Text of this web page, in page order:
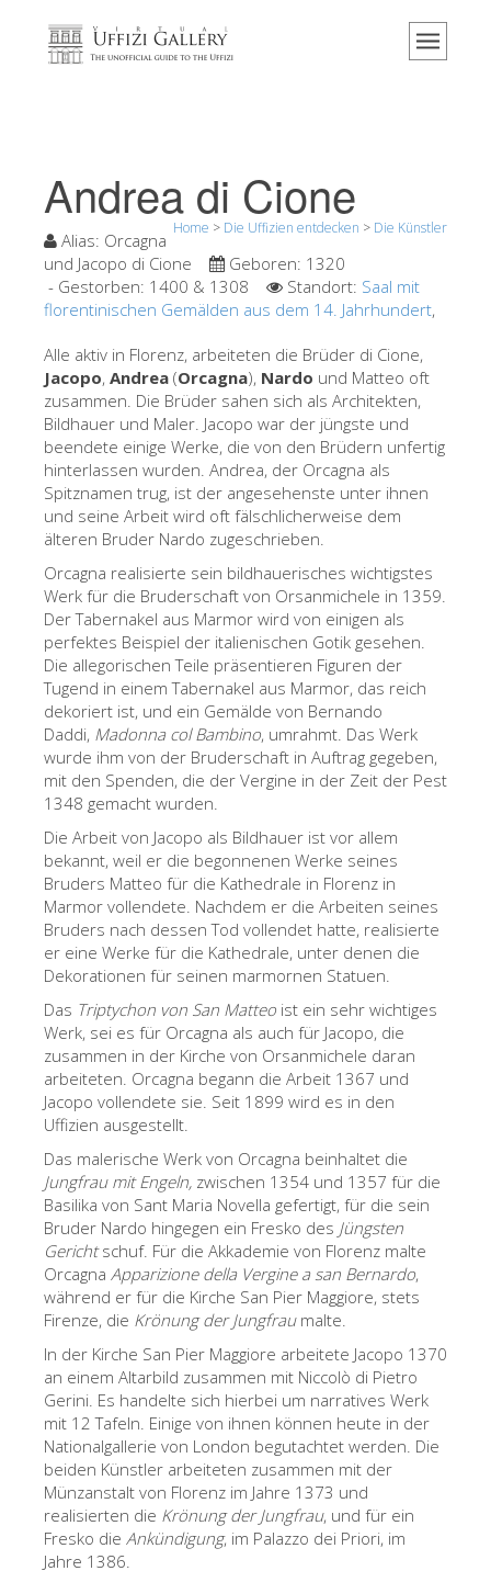
Home
Veranstaltungen & Ausstellungen
Besucher Bewertungen
Kontakt
Die Uffizien entdecken
Jetzt buchen
Virtuelle Tour
Die Kunstwerke
Die Säle
Die Künstler
Neuen Säle
Andere Museen
Bargello Museum
Galleria Accademia
Palatina Galerie
Medici Kapelle
San Marco Museum
Archäologisches Museum
Opificio delle Pietre Dure
Museo Galileo
Boboli Gardens
The Arnolfo\'s tower
Vasari Corridor
Palazzo Vecchio
Santa Maria Novella
Jetzt buchen
Eine Geführte Tour buchen
Only Tickets Fast Track Entrance
DE
中文
DEUTSCH
FRANÇAIS
ESPAÑOL
Andrea di Cione
Home > Die Uffizien entdecken > Die Künstler
Alias: Orcagna
und Jacopo di Cione
Geboren: 1320
- Gestorben: 1400 & 1308 Standort: Saal mit
florentinischen Gemälden aus dem 14. Jahrhundert,
Alle aktiv in Florenz, arbeiteten die Brüder di Cione,
Jacopo, Andrea (Orcagna), Nardo und Matteo oft
zusammen. Die Brüder sahen sich als Architekten,
Bildhauer und Maler. Jacopo war der jüngste und
beendete einige Werke, die von den Brüdern unfertig
hinterlassen wurden. Andrea, der Orcagna als
Spitznamen trug, ist der angesehenste unter ihnen
und seine Arbeit wird oft fälschlicherweise dem
älteren Bruder Nardo zugeschrieben.
Orcagna realisierte sein bildhauerisches wichtigstes
Werk für die Bruderschaft von Orsanmichele in 1359.
Der Tabernakel aus Marmor wird von einigen als
perfektes Beispiel der italienischen Gotik gesehen.
Die allegorischen Teile präsentieren Figuren der
Tugend in einem Tabernakel aus Marmor, das reich
dekoriert ist, und ein Gemälde von Bernando
Daddi, Madonna col Bambino, umrahmt. Das Werk
wurde ihm von der Bruderschaft in Auftrag gegeben,
mit den Spenden, die der Vergine in der Zeit der Pest
1348 gemacht wurden.
Die Arbeit von Jacopo als Bildhauer ist vor allem
bekannt, weil er die begonnenen Werke seines
Bruders Matteo für die Kathedrale in Florenz in
Marmor vollendete. Nachdem er die Arbeiten seines
Bruders nach dessen Tod vollendet hatte, realisierte
er eine Werke für die Kathedrale, unter denen die
Dekorationen für seinen marmornen Statuen.
Das Triptychon von San Matteo ist ein sehr wichtiges
Werk, sei es für Orcagna als auch für Jacopo, die
zusammen in der Kirche von Orsanmichele daran
arbeiteten. Orcagna begann die Arbeit 1367 und
Jacopo vollendete sie. Seit 1899 wird es in den
Uffizien ausgestellt.
Das malerische Werk von Orcagna beinhaltet die
Jungfrau mit Engeln, zwischen 1354 und 1357 für die
Basilika von Sant Maria Novella gefertigt, für die sein
Bruder Nardo hingegen ein Fresko des Jüngsten
Gerichtschuf. Für die Akkademie von Florenz malte
Orcagna Apparizione della Vergine a san Bernardo,
während er für die Kirche San Pier Maggiore, stets
Firenze, die Krönung der Jungfrau malte.
In der Kirche San Pier Maggiore arbeitete Jacopo 1370
an einem Altarbild zusammen mit Niccolò di Pietro
Gerini. Es handelte sich hierbei um narratives Werk
mit 12 Tafeln. Einige von ihnen können heute in der
Nationalgallerie von London begutachtet werden. Die
beiden Künstler arbeiteten zusammen mit der
Münzanstalt von Florenz im Jahre 1373 und
realisierten die Krönung der Jungfrau, und für ein
Fresko die Ankündigung, im Palazzo dei Priori, im
Jahre 1386.